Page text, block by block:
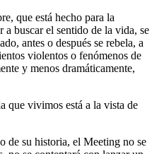
que está hecho para la
a buscar el sentido de la vida, se
antes o después se rebela, a
violentos o fenómenos de
y menos dramáticamente,
que vivimos está a la vista de
de su historia, el Meeting no se